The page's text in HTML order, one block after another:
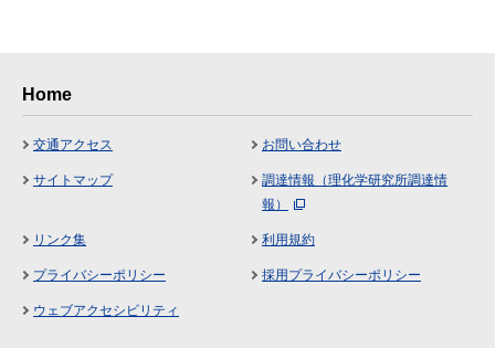
Home
交通アクセス お問い合わせ
サイトマップ
調達情報（理化学研究所調達情
報）
リンク集 利用規約
プライバシーポリシー 採用プライバシーポリシー
ウェブアクセシビリティ